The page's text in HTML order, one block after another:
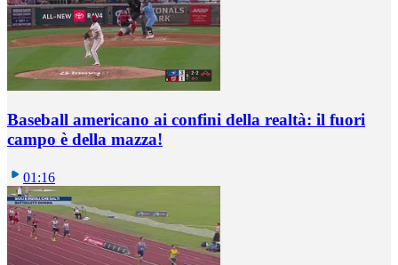
Baseball americano ai confini della realtà: il fuori
campo è della mazza!
01:16